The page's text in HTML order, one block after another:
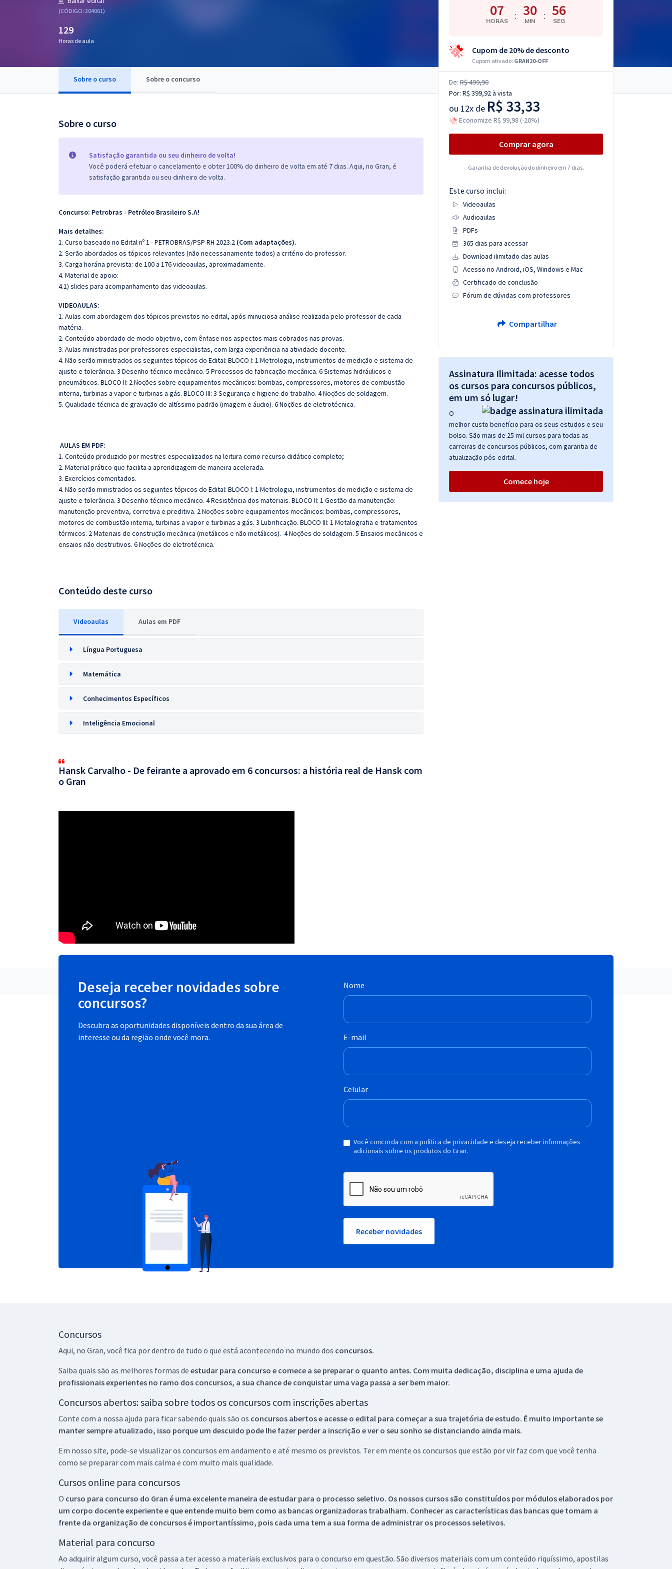
Conteúdo gratuito
(CÓDIGO: 204061)
129
Horas de aula
Sobre o curso Sobre o concurso
Sobre o curso
Satisfação garantida ou seu dinheiro de volta!
Você poderá efetuar o cancelamento e obter 100% do dinheiro de volta em até 7 dias. Aqui, no Gran, é
satisfação garantida ou seu dinheiro de volta.
Concurso: Petrobras - Petróleo Brasileiro S.A!
Mais detalhes:
1. Curso baseado no Edital nº 1 - PETROBRAS/PSP RH 2023.2 (Com adaptações).
2. Serão abordados os tópicos relevantes (não necessariamente todos) a critério do professor.
3. Carga horária prevista: de 100 a 176 videoaulas, aproximadamente.
4. Material de apoio:
4.1) slides para acompanhamento das videoaulas.
VIDEOAULAS:
1. Aulas com abordagem dos tópicos previstos no edital, após minuciosa análise realizada pelo professor de cada
matéria.
2. Conteúdo abordado de modo objetivo, com ênfase nos aspectos mais cobrados nas provas.
3. Aulas ministradas por professores especialistas, com larga experiência na atividade docente.
4. Não serão ministrados os seguintes tópicos do Edital: BLOCO I: 1 Metrologia, instrumentos de medição e sistema de
ajuste e tolerância. 3 Desenho técnico mecânico. 5 Processos de fabricação mecânica. 6 Sistemas hidráulicos e
pneumáticos. BLOCO II: 2 Noções sobre equipamentos mecânicos: bombas, compressores, motores de combustão
interna, turbinas a vapor e turbinas a gás. BLOCO III: 3 Segurança e higiene do trabalho. 4 Noções de soldagem.
5. Qualidade técnica de gravação de altíssimo padrão (imagem e áudio). 6 Noções de eletrotécnica.
AULAS EM PDF:
1. Conteúdo produzido por mestres especializados na leitura como recurso didático completo;
2. Material prático que facilita a aprendizagem de maneira acelerada.
3. Exercícios comentados.
4. Não serão ministrados os seguintes tópicos do Edital: BLOCO I: 1 Metrologia, instrumentos de medição e sistema de
ajuste e tolerância. 3 Desenho técnico mecânico. 4 Resistência dos materiais. BLOCO II: 1 Gestão da manutenção:
manutenção preventiva, corretiva e preditiva. 2 Noções sobre equipamentos mecânicos: bombas, compressores,
motores de combustão interna, turbinas a vapor e turbinas a gás. 3 Lubrificação. BLOCO III: 1 Metalografia e tratamentos
térmicos. 2 Materiais de construção mecânica (metálicos e não metálicos). 4 Noções de soldagem. 5 Ensaios mecânicos e
ensaios não destrutivos. 6 Noções de eletrotécnica.
Conteúdo deste curso
Videoaulas Aulas em PDF
Língua Portuguesa
Matemática
Conhecimentos Específicos
Inteligência Emocional
Hansk Carvalho - De feirante a aprovado em 6 concursos: a história real de Hansk com
o Gran
07
HORAS : 30
MIN : 55
SEG
Cupom de 20% de desconto
Cupom ativado: GRAN20-OFF
De: R$ 499,90
Por: R$ 399,92à vista
ou 12x de R$ 33,33
Economize R$ 99,98 (-20%)
Comprar agora
Garantia de devolução do dinheiro em 7 dias.
Este curso inclui:
Videoaulas
Audioaulas
PDFs
365 dias para acessar
Download ilimitado das aulas
Acesso no Android, iOS, Windows e Mac
Certificado de conclusão
Fórum de dúvidas com professores
Compartilhar
Assinatura Ilimitada: acesse todos
os cursos para concursos públicos,
em um só lugar!
O
melhor custo benefício para os seus estudos e seu
bolso. São mais de 25 mil cursos para todas as
carreiras de concursos públicos, com garantia de
atualização pós-edital.
Comece hoje
Deseja receber novidades sobre
concursos?
Descubra as oportunidades disponíveis dentro da sua área de
interesse ou da região onde você mora.
Nome
E-mail
Celular
Você concorda com a política de privacidade e deseja receber informações
adicionais sobre os produtos do Gran.
Receber novidades
Concursos
Aqui, no Gran, você fica por dentro de tudo o que está acontecendo no mundo dos concursos.
Saiba quais são as melhores formas de estudar para concurso e comece a se preparar o quanto antes. Com muita dedicação, disciplina e uma ajuda de
profissionais experientes no ramo dos concursos, a sua chance de conquistar uma vaga passa a ser bem maior.
Concursos abertos: saiba sobre todos os concursos com inscrições abertas
Conte com a nossa ajuda para ficar sabendo quais são os concursos abertos e acesse o edital para começar a sua trajetória de estudo. É muito importante se
manter sempre atualizado, isso porque um descuido pode lhe fazer perder a inscrição e ver o seu sonho se distanciando ainda mais.
Em nosso site, pode-se visualizar os concursos em andamento e até mesmo os previstos. Ter em mente os concursos que estão por vir faz com que você tenha
como se preparar com mais calma e com muito mais qualidade.
Cursos online para concursos
O curso para concurso do Gran é uma excelente maneira de estudar para o processo seletivo. Os nossos cursos são constituídos por módulos elaborados por
um corpo docente experiente e que entende muito bem como as bancas organizadoras trabalham. Conhecer as características das bancas que tomam a
frente da organização de concursos é importantíssimo, pois cada uma tem a sua forma de administrar os processos seletivos.
Material para concurso
Ao adquirir algum curso, você passa a ter acesso a materiais exclusivos para o concurso em questão. São diversos materiais com um conteúdo riquíssimo, apostilas